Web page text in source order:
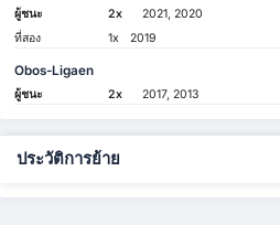
ผู้ชนะ 2x
2021, 2020
ที่สอง
1x 2019
Obos-Ligaen
ผู้ชนะ 2x 2017, 2013
ประวัติการย้าย